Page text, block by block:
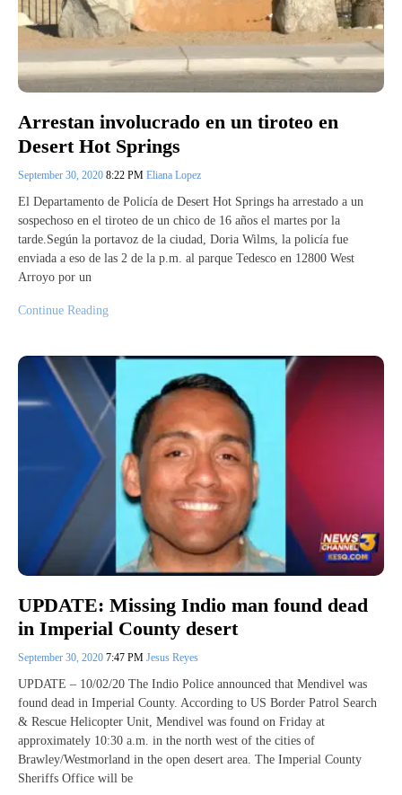
Arrestan involucrado en un tiroteo en
Desert Hot Springs
September 30, 2020 8:22 PM Eliana Lopez
El Departamento de Policía de Desert Hot Springs ha arrestado a un
sospechoso en el tiroteo de un chico de 16 años el martes por la
tarde.Según la portavoz de la ciudad, Doria Wilms, la policía fue
enviada a eso de las 2 de la p.m. al parque Tedesco en 12800 West
Arroyo por un
Continue Reading
UPDATE: Missing Indio man found dead
in Imperial County desert
September 30, 2020 7:47 PM Jesus Reyes
UPDATE – 10/02/20 The Indio Police announced that Mendivel was
found dead in Imperial County. According to US Border Patrol Search
& Rescue Helicopter Unit, Mendivel was found on Friday at
approximately 10:30 a.m. in the north west of the cities of
Brawley/Westmorland in the open desert area. The Imperial County
Sheriffs Office will be